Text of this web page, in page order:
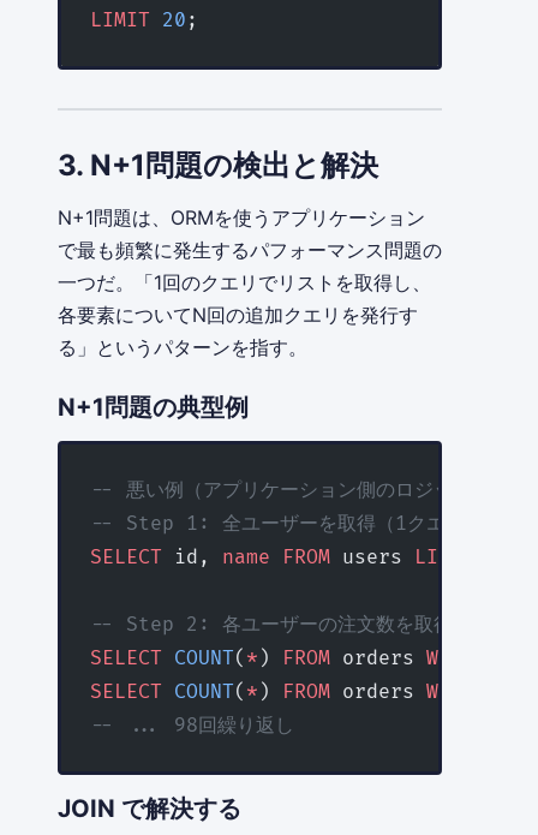
LIMIT 20 ;
3. N+1問題の検出と解決
N+1問題は、ORMを使うアプリケーション
で最も頻繁に発生するパフォーマンス問題の
一つだ。「1回のクエリでリストを取得し、
各要素についてN回の追加クエリを発行す
る」というパターンを指す。
N+1問題の典型例
-- 悪い例（アプリケーション側のロジックをSQL
-- Step 1: 全ユーザーを取得（1クエリ）
SELECT id, name FROM users LIMIT
-- Step 2: 各ユーザーの注文数を取得（100ク
SELECT COUNT( * ) FROM orders WHERE
SELECT COUNT( * ) FROM orders WHERE
-- ... 98回繰り返し
JOIN で解決する